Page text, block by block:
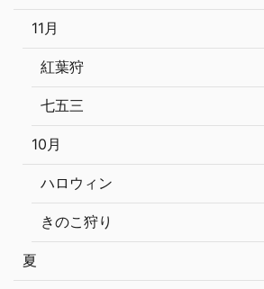
11月
紅葉狩
七五三
10月
ハロウィン
きのこ狩り
夏